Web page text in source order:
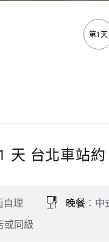
第1天
天 台北車站
自理 晚餐：中
或同級